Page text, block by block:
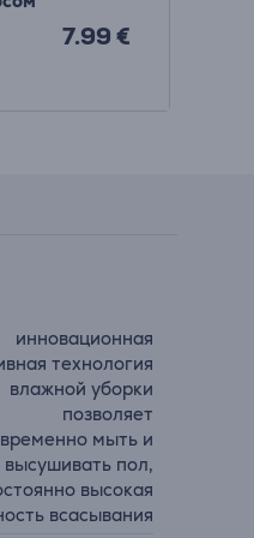
7.99 €
инновационная
технология
влажной уборки
позволяет
мыть и
высушивать пол,
высокая
всасывания